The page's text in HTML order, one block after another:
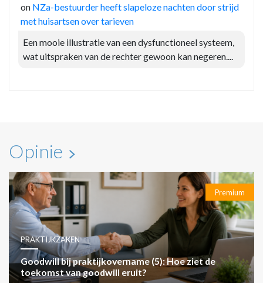
on NZa-bestuurder heeft slapeloze nachten door strijd
met huisartsen over tarieven
Een mooie illustratie van een dysfunctioneel systeem,
wat uitspraken van de rechter gewoon kan negeren....
Opinie
Premium
PRAKTIJKZAKEN
Goodwill bij praktijkovername (5): Hoe ziet de
toekomst van goodwill eruit?